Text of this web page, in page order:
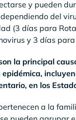
y pueden
del
(3 días para
y 3 días
la principal
en los
a la